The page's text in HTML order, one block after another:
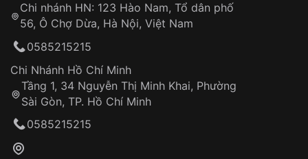
Từ khóa SEO:
Khách hàng kiểm tra và thanh toán trực tiếp
Đảm bảo quyền lợi khách hàng
Đồng hành cùng khách hàng trong suốt quá
trình sử dụng
Chi nhánh HN: 123 Hào Nam, Tổ dân phố
56, Ô Chợ Dừa, Hà Nội, Việt Nam
0585215215
Chi Nhánh Hồ Chí Minh
Tầng 1, 34 Nguyễn Thị Minh Khai, Phường
Sài Gòn, TP. Hồ Chí Minh
0585215215